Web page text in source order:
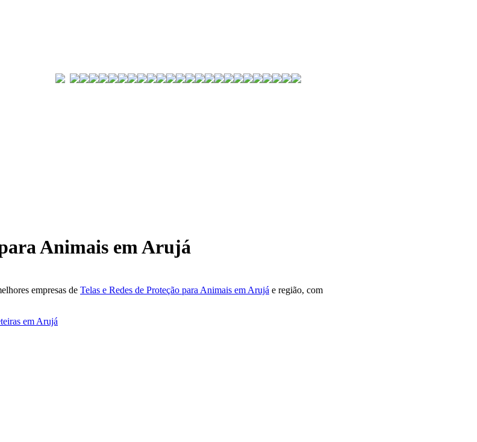
Animais em Arujá
empresas de Telas e Redes de Proteção para Animais em Arujá e região, com
em Arujá